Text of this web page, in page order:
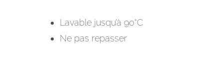
Lavable jusqu’à 90°C
Ne pas repasser